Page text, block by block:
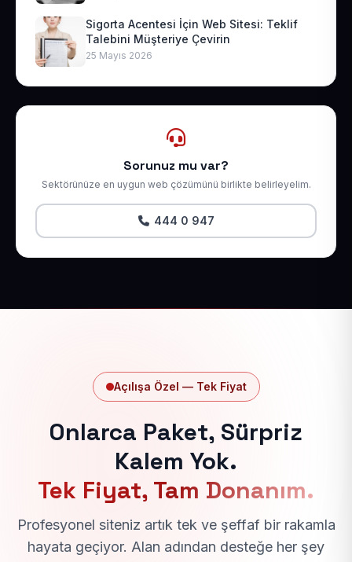
Sigorta Acentesi İçin Web Sitesi: Teklif
Talebini Müşteriye Çevirin
25 Mayıs 2026
Sorunuz mu var?
Sektörünüze en uygun web çözümünü birlikte belirleyelim.
444 0 947
Açılışa Özel — Tek Fiyat
Onlarca Paket, Sürpriz
Kalem Yok.
Tek Fiyat, Tam Donanım.
Profesyonel siteniz artık tek ve şeffaf bir rakamla
hayata geçiyor. Alan adından desteğe her şey